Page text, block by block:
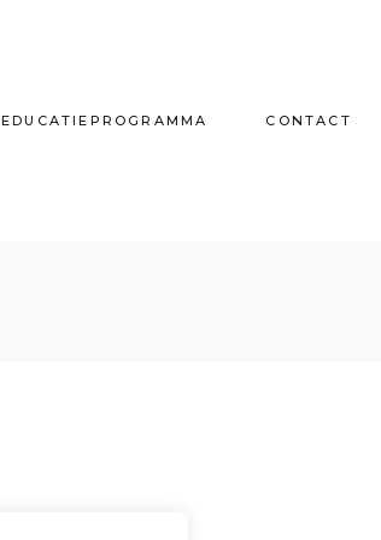
EDUCATIEPROGRAMMA CONTACT